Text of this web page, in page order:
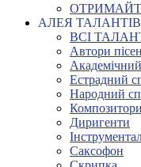
АЛЕЯ ТАЛАНТІВ
ВСІ
Автори
Естрадний
Народний
Композитори
Диригенти
Саксофон